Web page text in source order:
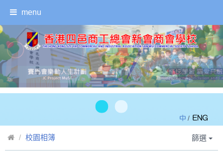
menu
/
校園相簿 篩選